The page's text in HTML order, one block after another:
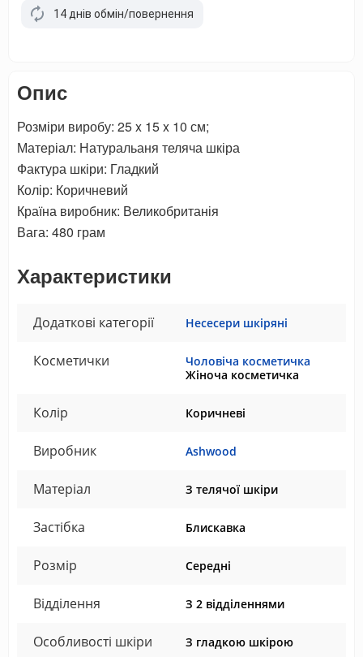
14 днів обмін/повернення
Опис
Розміри виробу: 25 x 15 x 10 см;
Матеріал: Натуральаня теляча шкіра
Фактура шкіри: Гладкий
Колір: Коричневий
Країна виробник: Великобританія
Вага: 480 грам
Характеристики
Додаткові категорії Несесери шкіряні
Косметички
Чоловіча косметичка
Жіноча косметичка
Колір Коричневі
Виробник Ashwood
Матеріал З телячої шкіри
Застібка Блискавка
Розмір Середні
Відділення З 2 відділеннями
Особливості шкіри З гладкою шкірою